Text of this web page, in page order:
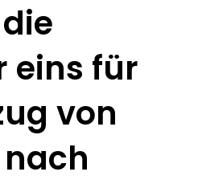
eins für
von